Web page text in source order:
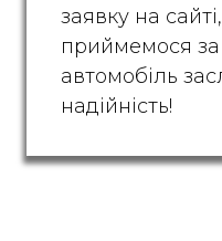
заявку на
приймемося
автомобіль
надійність!